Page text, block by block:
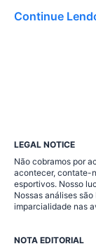
Continue
LEGAL NOTICE
Não cobramos por
acontecer, contate-
esportivos. Nosso
Nossas análises
imparcialidade nas
NOTA EDITORIAL